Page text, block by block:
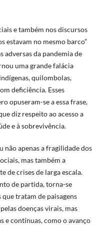
e também nos discursos
estavam no mesmo barco”
adversas da pandemia de
uma grande falácia
quilombolas,
deficiência. Esses
opuseram-se a essa frase,
diz respeito ao acesso a
e à sobrevivência.
não apenas a fragilidade dos
mas também a
de crises de larga escala.
de partida, torna-se
tratam de paisagens
doenças virais, mas
e contínuas, como o avanço